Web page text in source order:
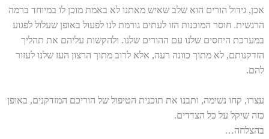
אכן, גידול הורים הוא שלב שאיש מאתנו לא באמת מוכן לו במיוחד ברמה
הרגשית. חוסר המוכנות הזו לעתים גורמת לנו לפעול באופן שעלול לפגוע
במערכת היחסים שלנו עם ההורים שלנו. ולהקשות עליהם את תהליך
הזדקנותם, לא מתוך כוונה רעה, אלא לרוב מתוך הרצון העז שלנו לעזור
להם.
עצרו, קחו נשימה, ותבנו את תוכנית הטיפול של הוריכם המזדקנים, באופן
כזה שיקל על כל הצדדים.
בהצלחה…